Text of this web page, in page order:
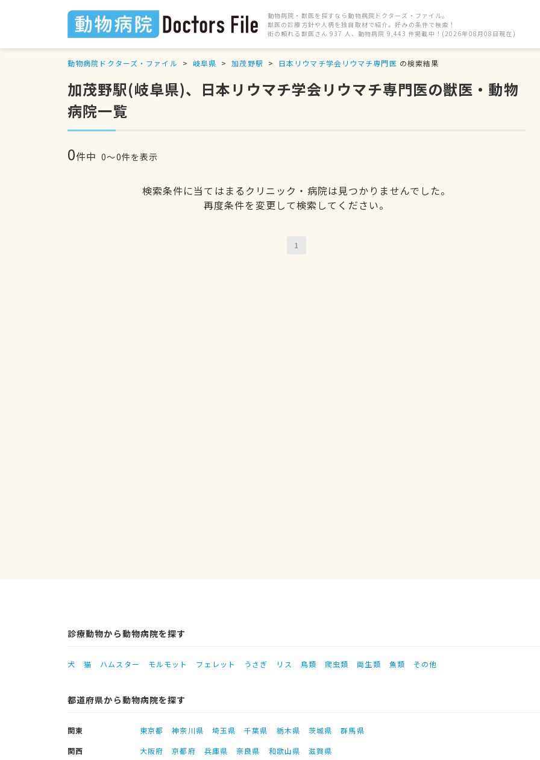
動物病院・獣医を探すなら動物病院ドクターズ・ファイル。
獣医の診療方針や人柄を独自取材で紹介。好みの条件で検索！
街の頼れる獣医さん 937 人、動物病院 9,443 件掲載中！(2026年08月08日現在)
動物病院ドクターズ・ファイル 岐阜県 加茂野駅 日本リウマチ学会リウマチ専門医 の検索結果
加茂野駅(岐阜県)、日本リウマチ学会リウマチ専門医の獣医・動物
病院一覧
0件中 0〜0件を表示
検索条件に当てはまるクリニック・病院は見つかりませんでした。
再度条件を変更して検索してください。
1
診療動物から動物病院を探す
犬 猫 ハムスター モルモット フェレット うさぎ リス 鳥類 爬虫類 両生類 魚類 その他
都道府県から動物病院を探す
関東 東京都 神奈川県 埼玉県 千葉県 栃木県 茨城県
群馬県
関西
大阪府 京都府 兵庫県 奈良県 和歌山県
滋賀県